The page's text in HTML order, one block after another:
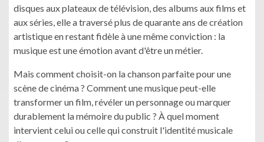
disques aux plateaux de télévision, des albums aux films et
aux séries, elle a traversé plus de quarante ans de création
artistique en restant fidèle à une même conviction : la
musique est une émotion avant d'être un métier.
Mais comment choisit-on la chanson parfaite pour une
scène de cinéma ? Comment une musique peut-elle
transformer un film, révéler un personnage ou marquer
durablement la mémoire du public ? À quel moment
intervient celui ou celle qui construit l'identité musicale